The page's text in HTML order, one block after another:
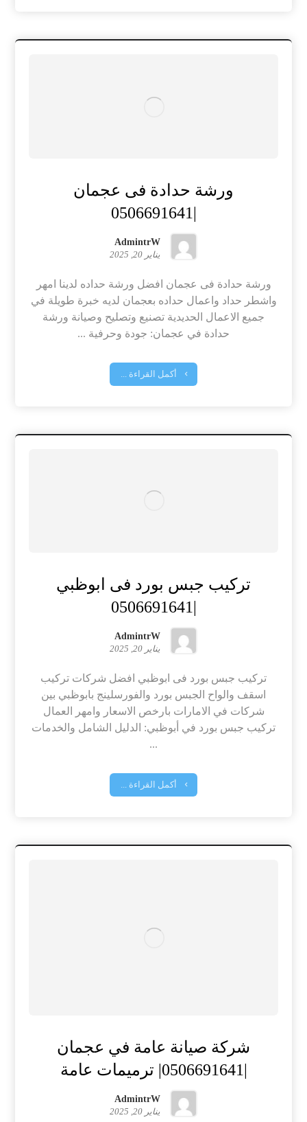
ورشة حدادة فى عجمان
|0506691641
AdmintrW
يناير 20, 2025
ورشة حدادة فى عجمان افضل ورشة حداده لدينا امهر
واشطر حداد واعمال حداده بعجمان لديه خبرة طويلة في
جميع الاعمال الحديدية تصنيع وتصليح وصيانة ورشة
حدادة في عجمان: جودة وحرفية ...
أكمل القراءة ...
تركيب جبس بورد فى ابوظبي
|0506691641
AdmintrW
يناير 20, 2025
تركيب جبس بورد فى ابوظبي افضل شركات تركيب
اسقف والواح الجبس بورد والفورسلينج بابوظبي بين
شركات في الامارات بارخص الاسعار وامهر العمال
تركيب جبس بورد في أبوظبي: الدليل الشامل والخدمات
...
أكمل القراءة ...
شركة صيانة عامة في عجمان
|0506691641| ترميمات عامة
AdmintrW
يناير 20, 2025